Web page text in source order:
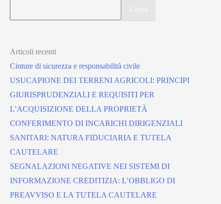
Cerca
Articoli recenti
Cinture di sicurezza e responsabilità civile
USUCAPIONE DEI TERRENI AGRICOLI: PRINCIPI
GIURISPRUDENZIALI E REQUISITI PER
L’ACQUISIZIONE DELLA PROPRIETÀ
CONFERIMENTO DI INCARICHI DIRIGENZIALI
SANITARI: NATURA FIDUCIARIA E TUTELA
CAUTELARE
SEGNALAZIONI NEGATIVE NEI SISTEMI DI
INFORMAZIONE CREDITIZIA: L’OBBLIGO DI
PREAVVISO E LA TUTELA CAUTELARE